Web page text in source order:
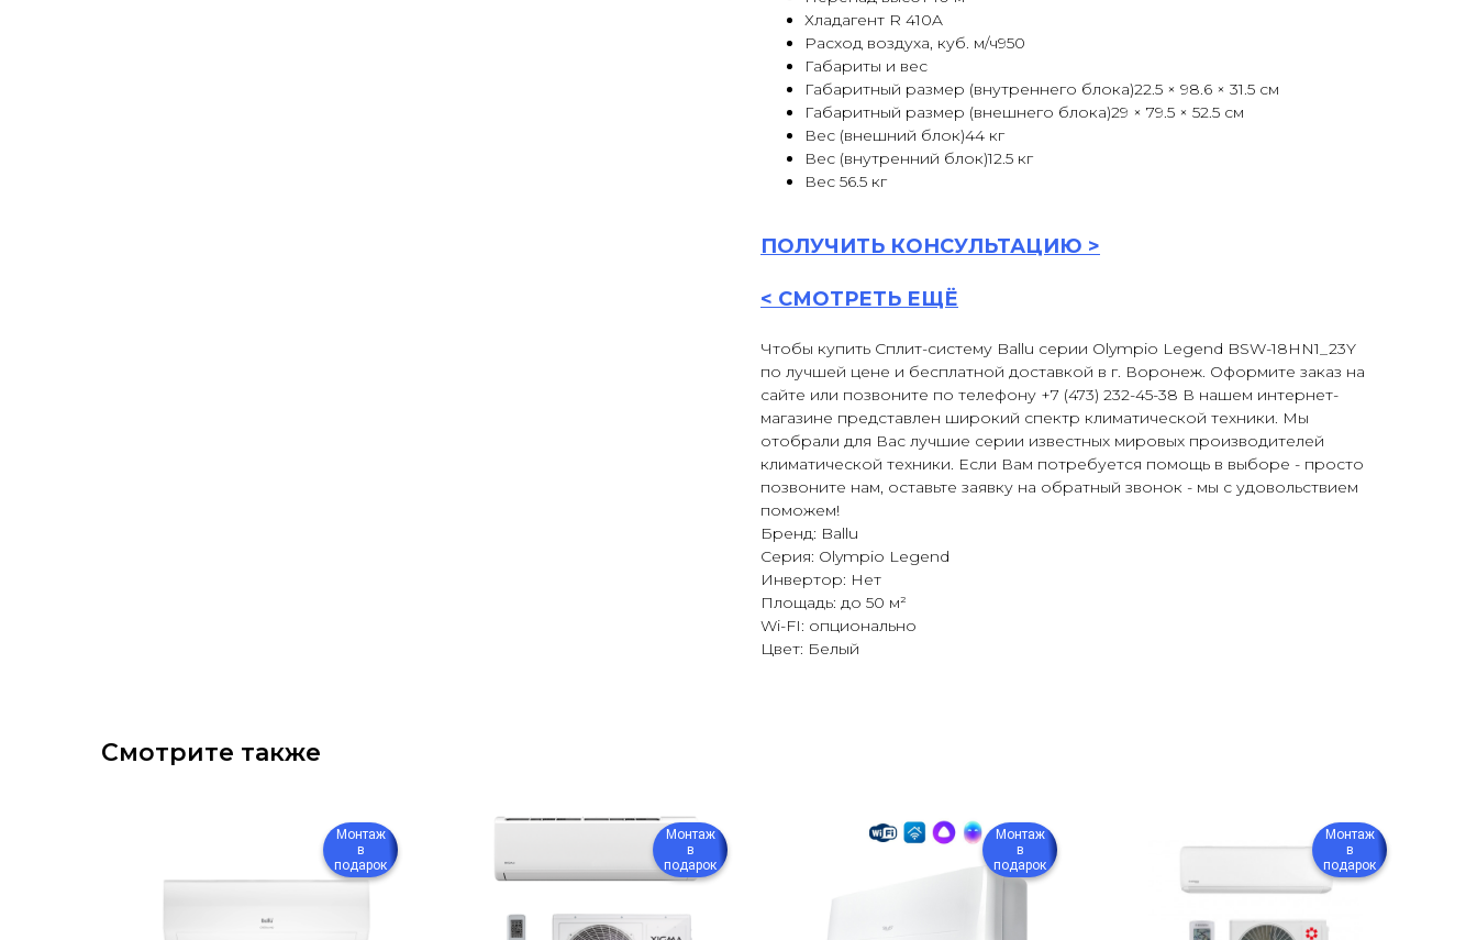
Хладагент R 410A
Расход воздуха, куб. м/ч950
Габариты и вес
Габаритный размер (внутреннего блока)22.5 × 98.6 × 31.5 см
Габаритный размер (внешнего блока)29 × 79.5 × 52.5 см
Вес (внешний блок)44 кг
Вес (внутренний блок)12.5 кг
Вес 56.5 кг
ПОЛУЧИТЬ КОНСУЛЬТАЦИЮ >
< СМОТРЕТЬ ЕЩЁ
Чтобы купить Сплит-систему Ballu серии Olympio Legend BSW-18HN1_23Y
по лучшей цене и бесплатной доставкой в г. Воронеж. Оформите заказ на
сайте или позвоните по телефону +7 (473) 232-45-38 В нашем интернет-
магазине представлен широкий спектр климатической техники. Мы
отобрали для Вас лучшие серии известных мировых производителей
климатической техники. Если Вам потребуется помощь в выборе - просто
позвоните нам, оставьте заявку на обратный звонок - мы с удовольствием
поможем!
Бренд: Ballu
Серия: Olympio Legend
Инвертор: Нет
Площадь: до 50 м²
Wi-FI: опционально
Цвет: Белый
Смотрите также
Монтаж
в
подарок
Монтаж
в
подарок
Монтаж
в
подарок
Монтаж
в
подарок